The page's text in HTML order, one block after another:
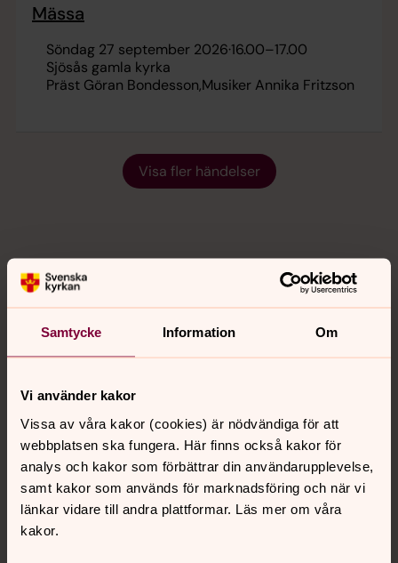
Samtycke Information Om
Vi använder kakor
Vissa av våra kakor (cookies) är nödvändiga för att
webbplatsen ska fungera. Här finns också kakor för
analys och kakor som förbättrar din användarupplevelse,
samt kakor som används för marknadsföring och när vi
länkar vidare till andra plattformar. Läs mer om våra
kakor.
Mässa
söndag 27 september 2026·16.00–17.00
Sjösås gamla kyrka
Präst Göran Bondesson Musiker Annika Fritzson
Visa fler händelser